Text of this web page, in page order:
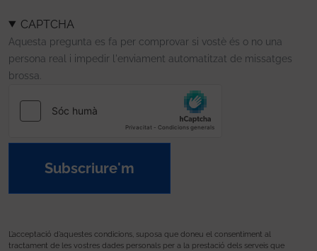
CAPTCHA
Aquesta pregunta es fa per comprovar si vostè és o no una
persona real i impedir l'enviament automatitzat de missatges
brossa.
Subscriure'm
L’acceptació d’aquestes condicions, suposa que doneu el consentiment al
tractament de les vostres dades personals per a la prestació dels serveis que